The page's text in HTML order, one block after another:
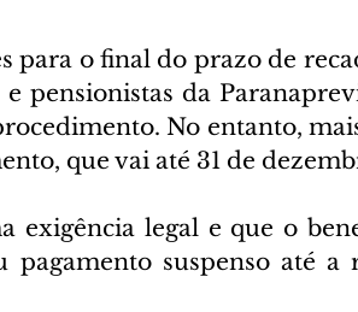
para o final do prazo de
pensionistas da
No entanto,
que vai até 31 de
exigência legal e que o
pagamento suspenso até a